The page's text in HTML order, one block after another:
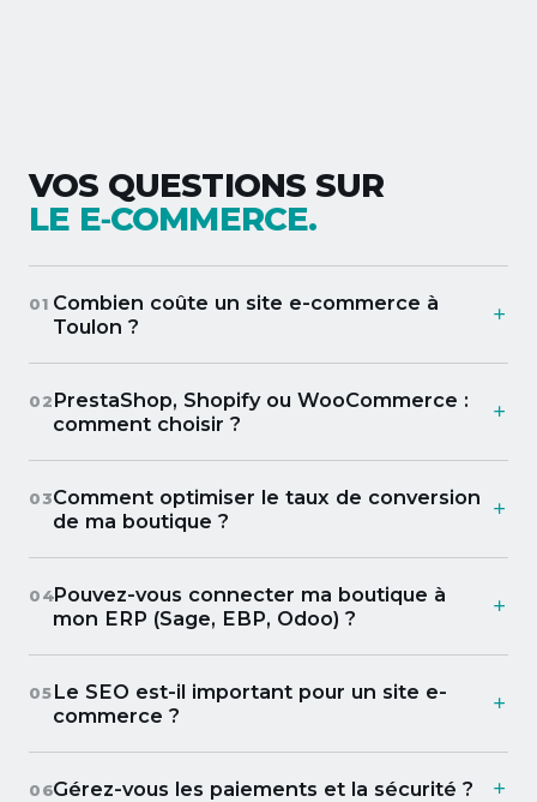
VOS QUESTIONS SUR
LE E‑COMMERCE.
01 Combien coûte un site e-commerce à
Toulon ?
02PrestaShop, Shopify ou WooCommerce :
comment choisir ?
03Comment optimiser le taux de conversion
de ma boutique ?
04Pouvez-vous connecter ma boutique à
mon ERP (Sage, EBP, Odoo) ?
05Le SEO est-il important pour un site e-
commerce ?
06Gérez-vous les paiements et la sécurité ?